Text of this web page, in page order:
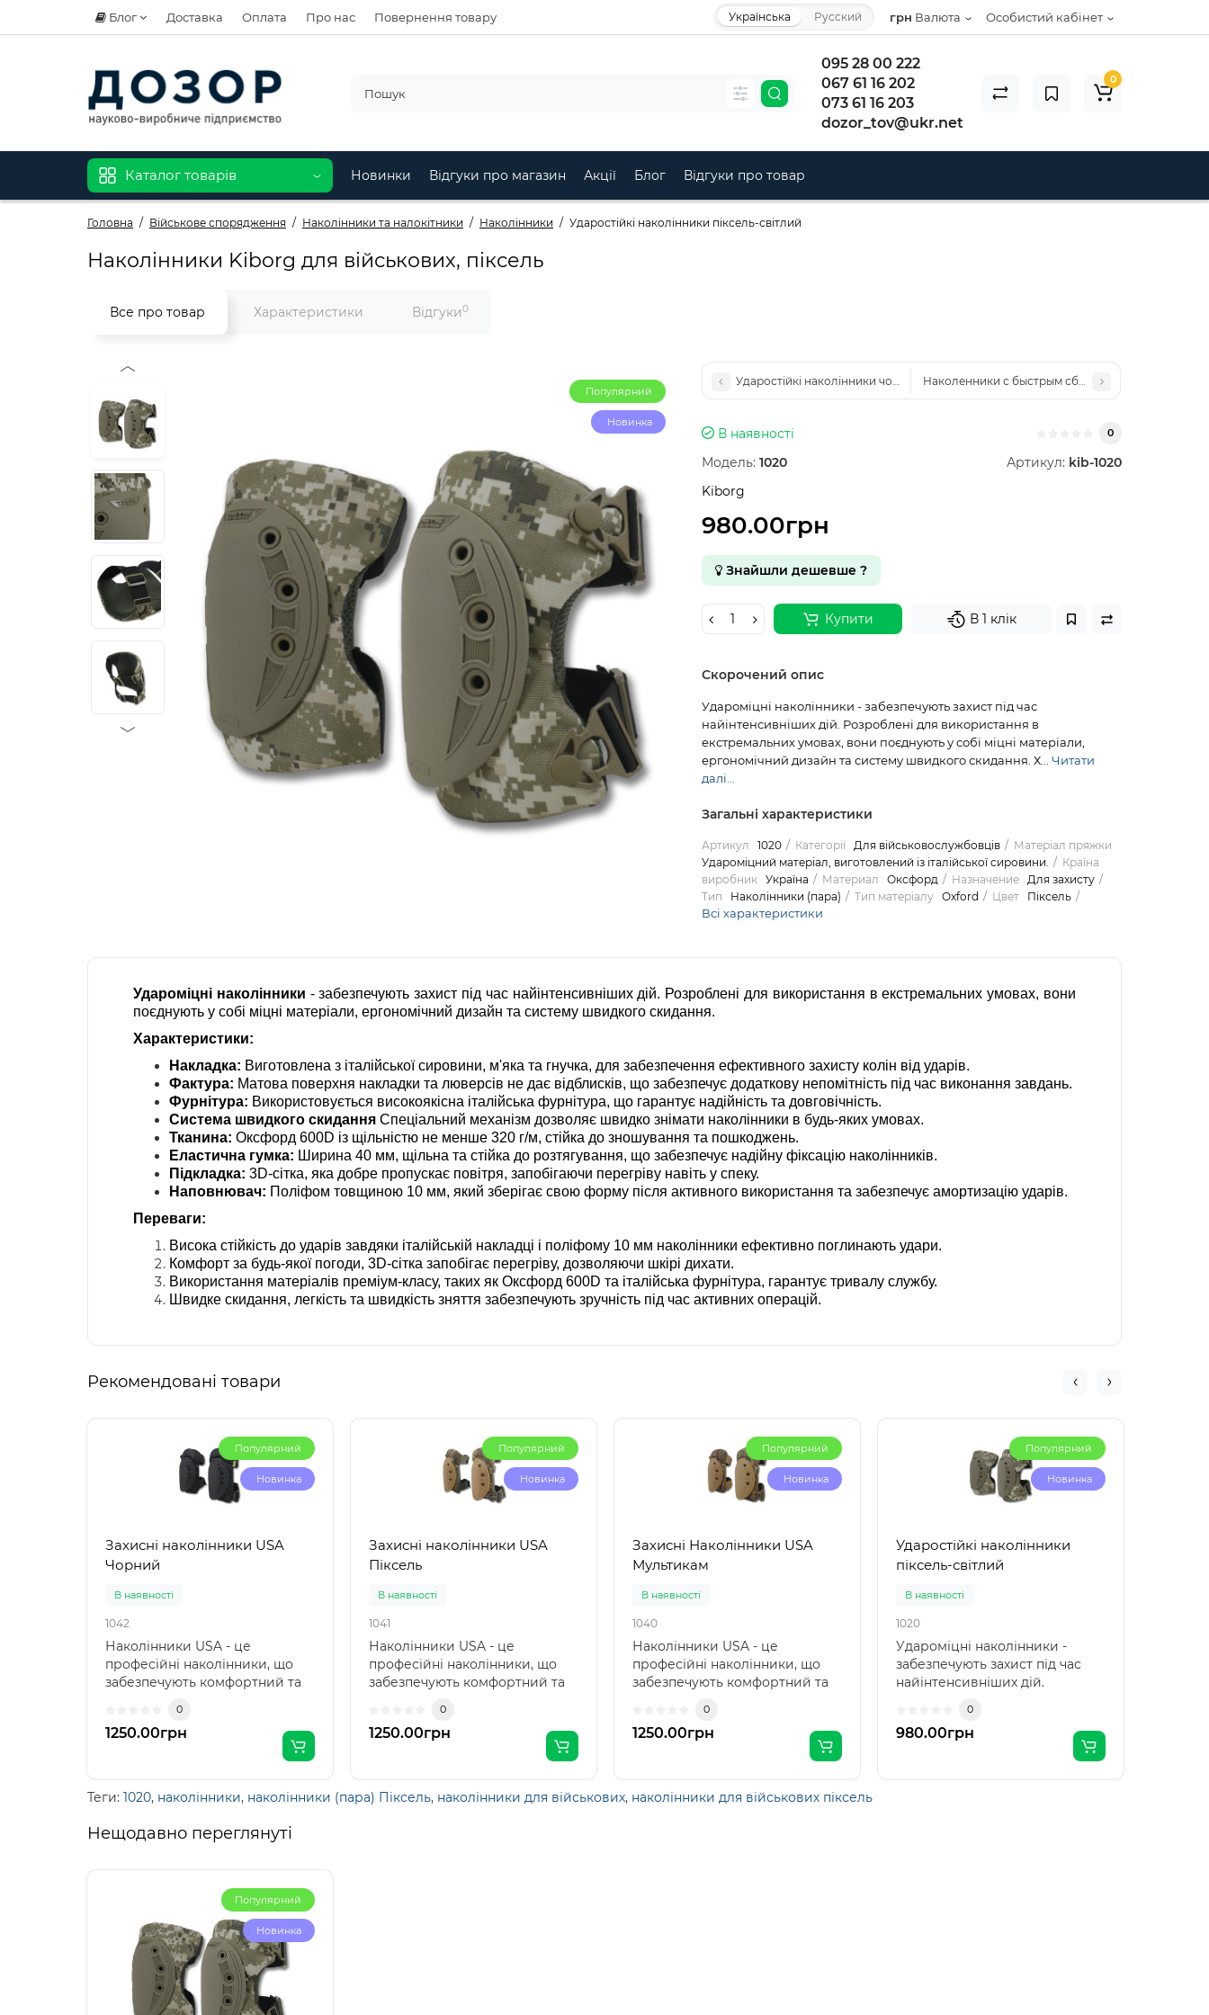
Блог Доставка Оплата Про нас Повернення товару Особистий кабінет
грн Валюта
Українська Русский
095 28 00 222
067 61 16 202
073 61 16 203
dozor_tov@ukr.net
0
Каталог товарів Новинки Відгуки про магазин Акції Блог Відгуки про товар
Головна Військове спорядження Наколінники та налокітники Наколінники Ударостійкі наколінники піксель-світлий
Наколінники Kiborg для військових, піксель
Все про товар Характеристики Відгуки0
Популярний
Новинка
Ударостійкі наколінники чорні Наколенники с быстрым сбросом
В наявності 0
Модель: 1020 Артикул: kib-1020
Kiborg
980.00грн
Знайшли дешевше ?
Купити В 1 клік
Скорочений опис
Удароміцні наколінники - забезпечують захист під час
найінтенсивніших дій. Розроблені для використання в
екстремальних умовах, вони поєднують у собі міцні матеріали,
ергономічний дизайн та систему швидкого скидання. Х... Читати
далі...
Загальні характеристики
Артикул 1020 Категорії Для військовослужбовців
Матеріал пряжки
Удароміцний матеріал, виготовлений із італійської сировини.
Країна
виробник
Україна Материал Оксфорд Назначение
Для захисту
Тип
Наколінники (пара) Тип матеріалу Oxford Цвет Піксель
Всі характеристики
Удароміцні наколінники - забезпечують захист під час найінтенсивніших дій. Розроблені для використання в екстремальних умовах, вони
поєднують у собі міцні матеріали, ергономічний дизайн та систему швидкого скидання.
Характеристики:
Накладка: Виготовлена з італійської сировини, м'яка та гнучка, для забезпечення ефективного захисту колін від ударів.
Фактура: Матова поверхня накладки та люверсів не дає відблисків, що забезпечує додаткову непомітність під час виконання завдань.
Фурнітура: Використовується високоякісна італійська фурнітура, що гарантує надійність та довговічність.
Система швидкого скидання Спеціальний механізм дозволяє швидко знімати наколінники в будь-яких умовах.
Тканина: Оксфорд 600D із щільністю не менше 320 г/м, стійка до зношування та пошкоджень.
Еластична гумка: Ширина 40 мм, щільна та стійка до розтягування, що забезпечує надійну фіксацію наколінників.
Підкладка: 3D-сітка, яка добре пропускає повітря, запобігаючи перегріву навіть у спеку.
Наповнювач: Поліфом товщиною 10 мм, який зберігає свою форму після активного використання та забезпечує амортизацію ударів.
Переваги:
Висока стійкість до ударів завдяки італійській накладці і поліфому 10 мм наколінники ефективно поглинають удари.
Комфорт за будь-якої погоди, 3D-сітка запобігає перегріву, дозволяючи шкірі дихати.
Використання матеріалів преміум-класу, таких як Оксфорд 600D та італійська фурнітура, гарантує тривалу службу.
Швидке скидання, легкість та швидкість зняття забезпечують зручність під час активних операцій.
Рекомендовані товари
Популярний
Новинка
Захисні наколінники USA
Чорний
В наявності
1042
Наколінники USA - це
професійні наколінники, що
забезпечують комфортний та
0
1250.00грн
Популярний
Новинка
Захисні наколінники USA
Піксель
В наявності
1041
Наколінники USA - це
професійні наколінники, що
забезпечують комфортний та
0
1250.00грн
Популярний
Новинка
Захисні Наколінники USA
Мультикам
В наявності
1040
Наколінники USA - це
професійні наколінники, що
забезпечують комфортний та
0
1250.00грн
Популярний
Новинка
Ударостійкі наколінники
піксель-світлий
В наявності
1020
Удароміцні наколінники -
забезпечують захист під час
найінтенсивніших дій.
0
980.00грн
Теги: 1020, наколінники, наколінники (пара) Піксель, наколінники для військових, наколінники для військових піксель
Нещодавно переглянуті
Популярний
Новинка